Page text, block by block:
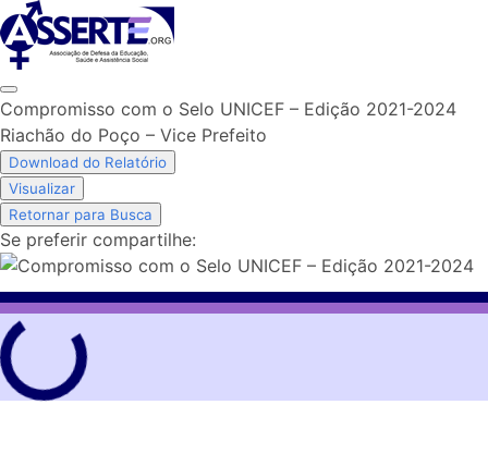
Skip
to
content
Compromisso com o Selo UNICEF – Edição 2021-2024
Riachão do Poço – Vice Prefeito
Download do Relatório
Visualizar
Retornar para Busca
Se preferir compartilhe: